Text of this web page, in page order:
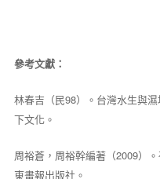
參考文獻：
林春吉（民98）。台灣水生與
下文化。
周裕蒼，周裕幹編著（2009）
東畫報出版社。